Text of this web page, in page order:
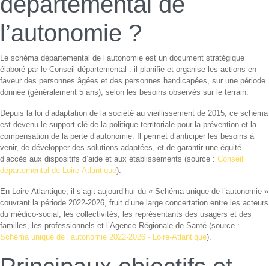
l’autonomie ?
Le schéma départemental de l’autonomie est un document stratégique
élaboré par le Conseil départemental : il planifie et organise les actions en
faveur des personnes âgées et des personnes handicapées, sur une période
donnée (généralement 5 ans), selon les besoins observés sur le terrain.
Depuis la loi d’adaptation de la société au vieillissement de 2015, ce schéma
est devenu le support clé de la politique territoriale pour la prévention et la
compensation de la perte d’autonomie. Il permet d’anticiper les besoins à
venir, de développer des solutions adaptées, et de garantir une équité
d’accès aux dispositifs d’aide et aux établissements (source : Conseil
départemental de Loire-Atlantique).
En Loire-Atlantique, il s’agit aujourd’hui du « Schéma unique de l’autonomie »
couvrant la période 2022-2026, fruit d’une large concertation entre les acteurs
du médico-social, les collectivités, les représentants des usagers et des
familles, les professionnels et l’Agence Régionale de Santé (source :
Schéma unique de l’autonomie 2022-2026 - Loire-Atlantique).